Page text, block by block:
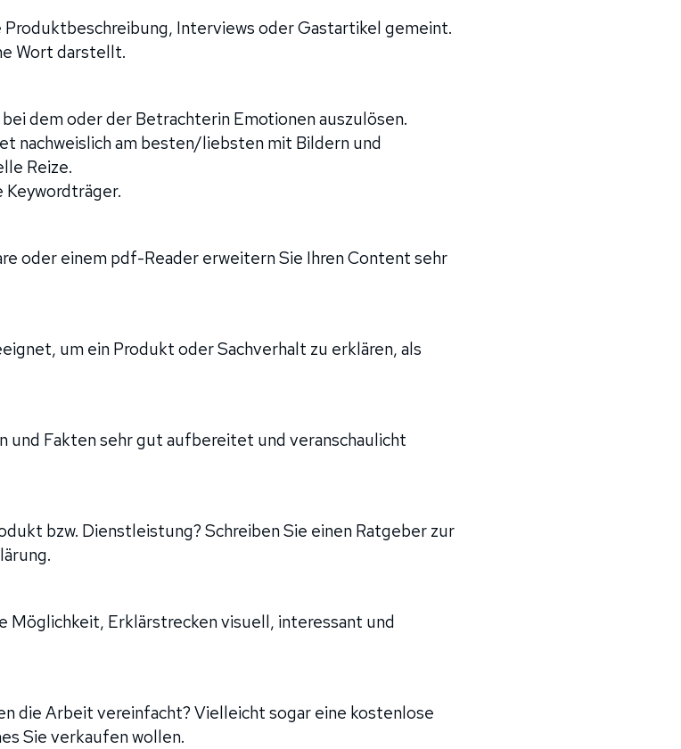
Interviews oder Gastartikel gemeint.
Wort darstellt.
dem oder der Betrachterin Emotionen auszulösen.
nachweislich am besten/liebsten mit Bildern und
Reize.
Keywordträger.
oder einem pdf-Reader erweitern Sie Ihren Content sehr
um ein Produkt oder Sachverhalt zu erklären, als
und Fakten sehr gut aufbereitet und veranschaulicht
bzw. Dienstleistung? Schreiben Sie einen Ratgeber zur
Möglichkeit, Erklärstrecken visuell, interessant und
die Arbeit vereinfacht? Vielleicht sogar eine kostenlose
Sie verkaufen wollen.